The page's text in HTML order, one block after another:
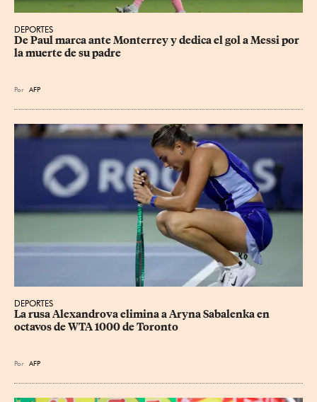
DEPORTES
De Paul marca ante Monterrey y dedica el gol a Messi por
la muerte de su padre
Por AFP
DEPORTES
La rusa Alexandrova elimina a Aryna Sabalenka en
octavos de WTA 1000 de Toronto
Por AFP